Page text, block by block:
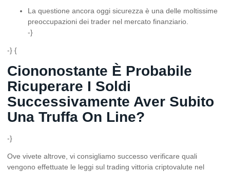
La questione ancora oggi sicurezza è una delle moltissime
preoccupazioni dei trader nel mercato finanziario.
-}
-} {
Ciononostante È Probabile
Ricuperare I Soldi
Successivamente Aver Subito
Una Truffa On Line?
-}
Ove vivete altrove, vi consigliamo successo verificare quali
vengono effettuate le leggi sul trading vittoria criptovalute nel